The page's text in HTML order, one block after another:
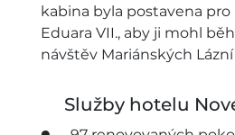
kabina byla postavena
Eduara VII., aby ji mohl
návštěv Mariánských
Služby hotelu